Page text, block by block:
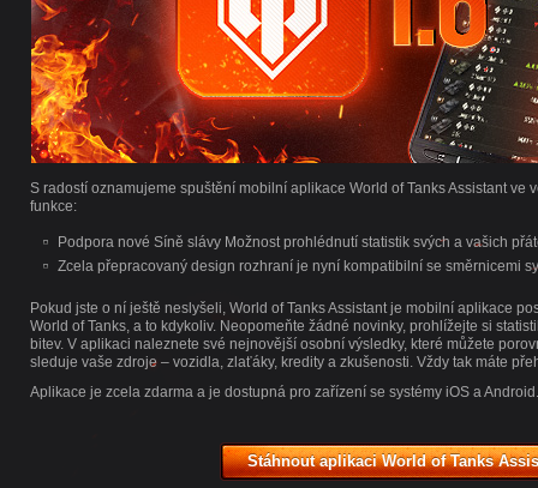
S radostí oznamujeme spuštění mobilní aplikace World of Tanks Assistant ve
funkce:
Podpora nové Síně slávy Možnost prohlédnutí statistik svých a vašich
Zcela přepracovaný design rozhraní je nyní kompatibilní se směrnicemi
Pokud jste o ní ještě neslyšeli, World of Tanks Assistant je mobilní aplikace
World of Tanks, a to kdykoliv. Neopomeňte žádné novinky, prohlížejte si
bitev. V aplikaci naleznete své nejnovější osobní výsledky, které můžete
sleduje vaše zdroje – vozidla, zlaťáky, kredity a zkušenosti. Vždy tak máte
Aplikace je zcela zdarma a je dostupná pro zařízení se systémy iOS a Android.
Stáhnout aplikaci World of Tanks